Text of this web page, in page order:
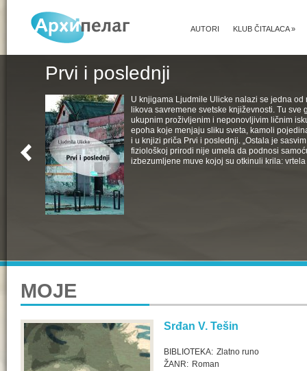
KLUB ČITALACA»
AUTORI
Prvi i poslednji
U knjigama Ljudmile Ulicke nalazi se jedna
likova savremene svetske književnosti. Tu sve
ukupnim proživljenim i neponovljivim ličnim
epoha koje menjaju sliku sveta, kamoli
i u knjizi priča Prvi i poslednji. „Ostala je
fiziološkoj prirodi nije umela da podnosi
izbezumljene muve kojoj su otkinuli krila:
MOJE
Srđan V. Tešin
BIBLIOTEKA: Zlatno runo
ŽANR: Roman